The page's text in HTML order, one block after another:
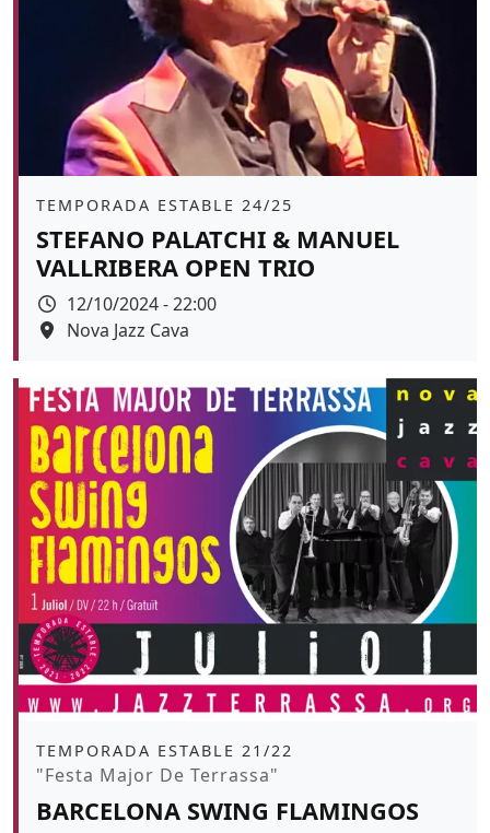
Àmbit
TEMPORADA ESTABLE 24/25
STEFANO PALATCHI & MANUEL
VALLRIBERA OPEN TRIO
Data
12/10/2024 - 22:00
Espai
Nova Jazz Cava
Àmbit
TEMPORADA ESTABLE 21/22
Promoció
"Festa Major De Terrassa"
BARCELONA SWING FLAMINGOS